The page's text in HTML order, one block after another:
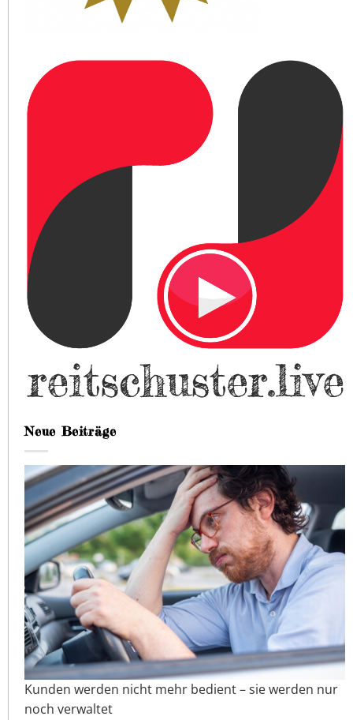
Neue Beiträge
Kunden werden nicht mehr bedient – sie werden nur
noch verwaltet